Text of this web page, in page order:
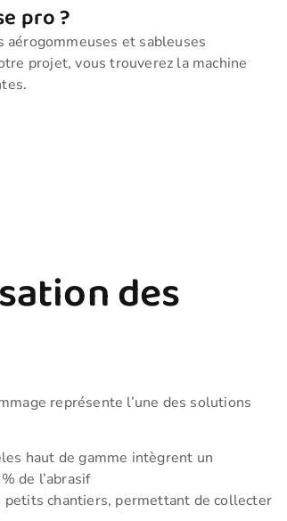
pro ?
aérogommeuses et sableuses
projet, vous trouverez la machine
des
représente l’une des solutions
haut de gamme intègrent un
de l’abrasif
petits chantiers, permettant de collecter